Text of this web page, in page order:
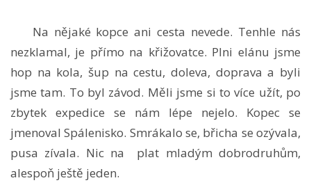
Na nějaké kopce ani cesta nevede. Tenhle nás
nezklamal, je přímo na křižovatce. Plni elánu jsme
hop na kola, šup na cestu, doleva, doprava a byli
jsme tam. To byl závod. Měli jsme si to více užít, po
zbytek expedice se nám lépe nejelo. Kopec se
jmenoval Spálenisko. Smrákalo se, břicha se ozývala,
pusa zívala. Nic na plat mladým dobrodruhům,
alespoň ještě jeden.